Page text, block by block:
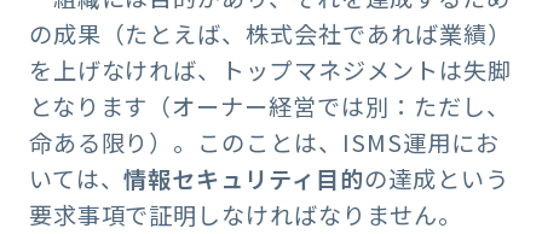
の成果（たとえば、株式会社であれば業績）
を上げなければ、トップマネジメントは失脚
となります（オーナー経営では別：ただし、
命ある限り）。このことは、ISMS運用にお
いては、情報セキュリティ目的の達成という
要求事項で証明しなければなりません。